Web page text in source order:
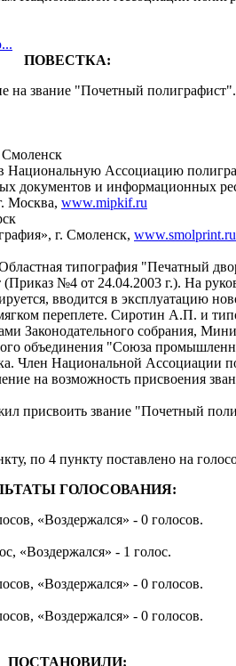
ПОВЕСТКА:
на звание "Почетный полиграфист".
Смоленск
Ассоциацию
документов и информационных
Москва, www.mipkif.ru
г. Смоленск, www.smolprint.ru
типография "Печатный
№4 от 24.04.2003 г.). На
вводится в эксплуатацию
переплете. Сиротин А.П. и
Законодательного собрания,
объединения "Союза
Член Национальной Ассоциации
на возможность присвоения
присвоить звание "Почетный
по 4 пункту поставлено на
ГОЛОСОВАНИЯ:
«Воздержался» - 0 голосов.
«Воздержался» - 1 голос.
«Воздержался» - 0 голосов.
«Воздержался» - 0 голосов.
ПОСТАНОВИЛИ: